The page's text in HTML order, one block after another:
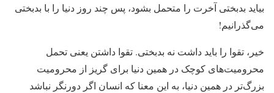
بیاید بدبختی آخرت را متحمل بشود، پس چند روز دنیا را با بدبختی
می‌گذرانیم!
خیر، تقوا را باید داشت نه بدبختی. تقوا داشتن یعنی تحمل
محرومیت‌های کوچک در همین دنیا برای گریز از محرومیت
بزرگ‌تر در همین دنیا، به این معنا که انسان اگر دورنگر نباشد